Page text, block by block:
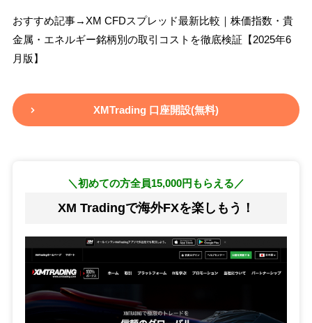
おすすめ記事→XM CFDスプレッド最新比較｜株価指数・貴
金属・エネルギー銘柄別の取引コストを徹底検証【2025年6
月版】
XMTrading 口座開設(無料)
＼初めての方全員15,000円もらえる／
XM Tradingで海外FXを楽しもう！